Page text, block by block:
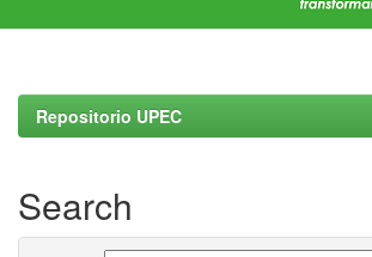
Repositorio UPEC
Search